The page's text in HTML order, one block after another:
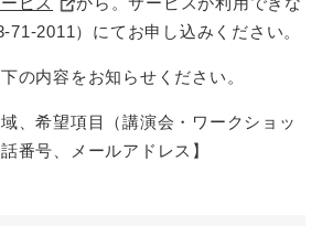
71-2011）にてお申し込みください。
の内容をお知らせください。
、希望項目（講演会・ワークショッ
番号、メールアドレス】